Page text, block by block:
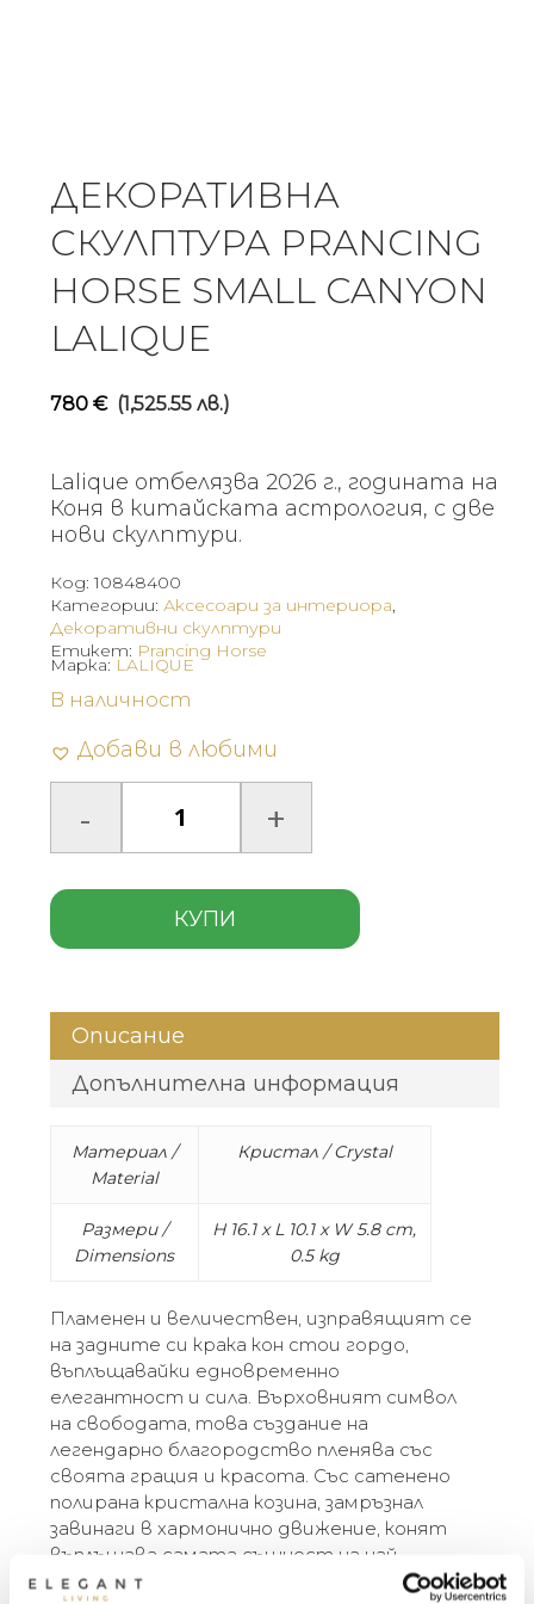
ДЕКОРАТИВНА
СКУЛПТУРА PRANCING
HORSE SMALL CANYON
LALIQUE
780 € (1,525.55 лв.)
Lalique отбелязва 2026 г., годината на
Коня в китайската астрология, с две
нови скулптури.
Код:10848400
Категории: Аксесоари за интериора,
Декоративни скулптури
Етикет: Prancing Horse
В наличност
Добави в любими
КУПИ
Марка: LALIQUE
Описание
Допълнителна информация
Материал /
Material
Кристал / Crystal
Размери /
Dimensions
H 16.1 x L 10.1 x W 5.8 cm,
0.5 kg
Пламенен и величествен, изправящият се
на задните си крака кон стои гордо,
въплъщавайки едновременно
елегантност и сила. Върховният символ
на свободата, това създание на
легендарно благородство пленява със
своята грация и красота. Със сатенено
полирана кристална козина, замръзнал
завинаги в хармонично движение, конят
въплъщава самата същност на най-
голямото завоевание на човечеството: